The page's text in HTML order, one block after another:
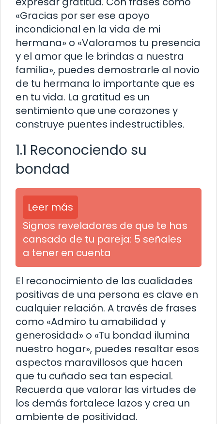
«Gracias por ser ese apoyo
incondicional en la vida de mi
hermana» o «Valoramos tu presencia
y el amor que le brindas a nuestra
familia», puedes demostrarle al novio
de tu hermana lo importante que es
en tu vida. La gratitud es un
sentimiento que une corazones y
construye puentes indestructibles.
1.1 Reconociendo su
bondad
Leer más
Signos reveladores de que te has
cansado de tu pareja: 5 señales
a tener en cuenta
El reconocimiento de las cualidades
positivas de una persona es clave en
cualquier relación. A través de frases
como «Admiro tu amabilidad y
generosidad» o «Tu bondad ilumina
nuestro hogar», puedes resaltar esos
aspectos maravillosos que hacen
que tu cuñado sea tan especial.
Recuerda que valorar las virtudes de
los demás fortalece lazos y crea un
ambiente de positividad.